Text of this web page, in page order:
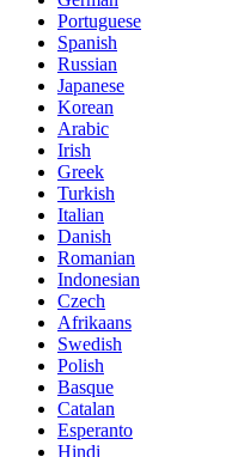
Portuguese
Spanish
Russian
Japanese
Korean
Arabic
Irish
Greek
Turkish
Italian
Danish
Romanian
Indonesian
Czech
Afrikaans
Swedish
Polish
Basque
Catalan
Esperanto
Hindi